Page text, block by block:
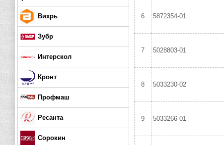
Вихрь
Зубр
Интерскол
Кронт
Профмаш
Ресанта
Сорокин
6 5872354-01
7 5028803-01
8 5033230-02
9 5033266-01